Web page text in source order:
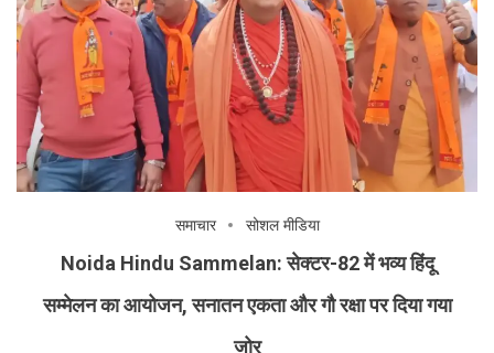
समाचार सोशल मीडिया
Noida Hindu Sammelan: सेक्टर-82 में भव्य हिंदू
सम्मेलन का आयोजन, सनातन एकता और गौ रक्षा पर दिया गया
जोर